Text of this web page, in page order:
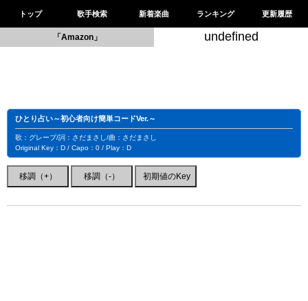
トップ 歌手検索 新着楽曲 ランキング 更新履歴
「Amazon」 undefined
ひとり占い～初心者向け簡単コードVer.～
歌：グレープ/詞：さだまさし/曲：さだまさし
Original Key：D / Capo：0 / Play：D